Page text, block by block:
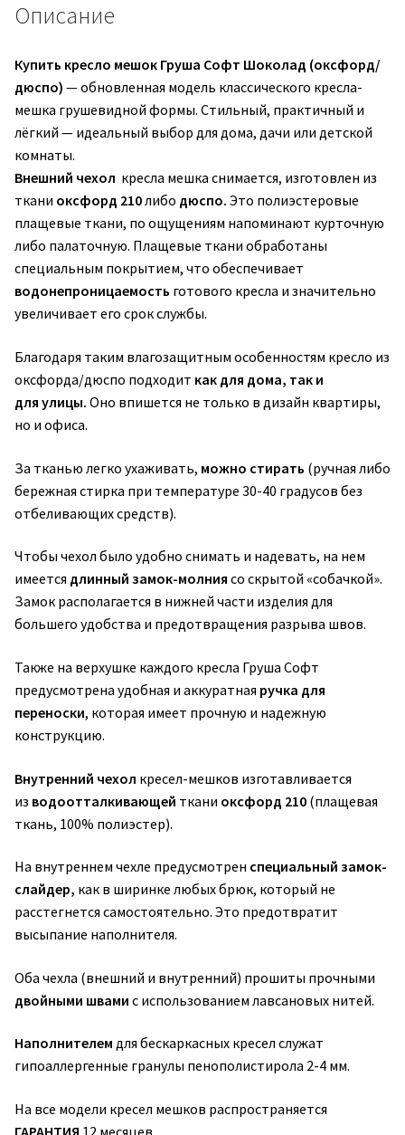
Описание
Купить кресло мешок Груша Софт Шоколад (оксфорд/
дюспо) — обновленная модель классического кресла-
мешка грушевидной формы. Стильный, практичный и
лёгкий — идеальный выбор для дома, дачи или детской
комнаты.
Внешний чехол кресла мешка снимается, изготовлен из
ткани оксфорд 210либо дюспо. Это полиэстеровые
плащевые ткани, по ощущениям напоминают курточную
либо палаточную. Плащевые ткани обработаны
специальным покрытием, что обеспечивает
водонепроницаемость готового кресла и значительно
увеличивает его срок службы.
Благодаря таким влагозащитным особенностям кресло из
оксфорда/дюспо подходит как для дома, так и
для улицы. Оно впишется не только в дизайн квартиры,
но и офиса.
За тканью легко ухаживать, можно стирать (ручная либо
бережная стирка при температуре 30-40 градусов без
отбеливающих средств).
Чтобы чехол было удобно снимать и надевать, на нем
имеется длинный замок-молния со скрытой «собачкой».
Замок располагается в нижней части изделия для
большего удобства и предотвращения разрыва швов.
Также на верхушке каждого кресла Груша Софт
предусмотрена удобная и аккуратная ручка для
переноски, которая имеет прочную и надежную
конструкцию.
Внутренний чехол кресел-мешков изготавливается
из водоотталкивающей ткани оксфорд 210 (плащевая
ткань, 100% полиэстер).
На внутреннем чехле предусмотрен специальный замок-
слайдер, как в ширинке любых брюк, который не
расстегнется самостоятельно. Это предотвратит
высыпание наполнителя.
Оба чехла (внешний и внутренний) прошиты прочными
двойными швами с использованием лавсановых нитей.
Наполнителем для бескаркасных кресел служат
гипоаллергенные гранулы пенополистирола 2-4 мм.
На все модели кресел мешков распространяется